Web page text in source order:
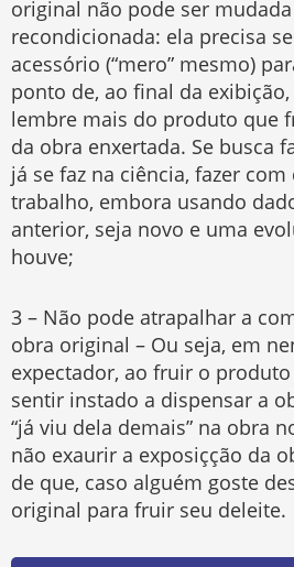
original não pode ser
recondicionada: ela precisa
acessório (“mero” mesmo)
ponto de, ao final da
lembre mais do produto que
da obra enxertada. Se busca
já se faz na ciência, fazer
trabalho, embora usando
anterior, seja novo e uma
houve;
3 – Não pode atrapalhar a
obra original – Ou seja, em
expectador, ao fruir o
sentir instado a dispensar a
“já viu dela demais” na obra
não exaurir a exposiçção da
de que, caso alguém goste
original para fruir seu deleite.